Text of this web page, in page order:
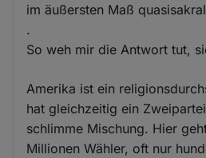
im äußersten Maß
.
So weh mir die Antwort tut,
Amerika ist ein
hat gleichzeitig ein
schlimme Mischung. Hier
Millionen Wähler, oft nur